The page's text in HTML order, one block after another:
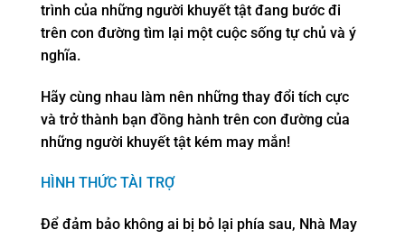
trình của những người khuyết tật đang bước đi
trên con đường tìm lại một cuộc sống tự chủ và ý
nghĩa.
Hãy cùng nhau làm nên những thay đổi tích cực
và trở thành bạn đồng hành trên con đường của
những người khuyết tật kém may mắn!
HÌNH THỨC TÀI TRỢ
Để đảm bảo không ai bị bỏ lại phía sau, Nhà May